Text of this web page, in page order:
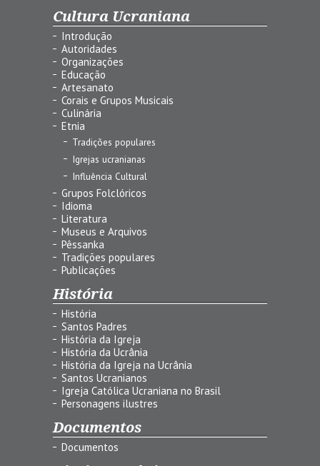
Cultura Ucraniana
Introdução
Autoridades
Organizações
Educação
Artesanato
Corais e Grupos Musicais
Culinária
Etnia
Tradições populares
Igrejas ucranianas
Influência Cultural
Grupos Folclóricos
Idioma
Literatura
Museus e Arquivos
Pêssanka
Tradições populares
Publicações
História
História
Santos Padres
História da Igreja
História da Ucrânia
História da Igreja na Ucrânia
Santos Ucranianos
Igreja Católica Ucraniana no Brasil
Personagens ilustres
Documentos
Documentos